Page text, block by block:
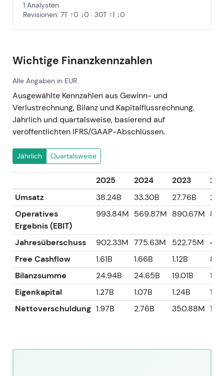
1 Analysten
Revisionen: 7T ↑0 ↓0 · 30T ↑1 ↓0
Wichtige Finanzkennzahlen
Alle Angaben in EUR
Ausgewählte Kennzahlen aus Gewinn- und
Verlustrechnung, Bilanz und Kapitalflussrechnung.
Jährlich und quartalsweise, basierend auf
veröffentlichten IFRS/GAAP-Abschlüssen.
Jährlich Quartalsweise
2025 2024 2023
Umsatz
38.24B 33.30B 27.76B
Operatives
Ergebnis (EBIT)
993.84M 569.87M 890.67M
Jahresüberschuss 902.33M 775.63M 522.75M
Free Cashflow
1.61B 1.66B 1.12B
Bilanzsumme
24.94B 24.65B 19.01B
Eigenkapital
1.27B 1.07B 1.24B
Nettoverschuldung 1.97B 2.76B 350.88M